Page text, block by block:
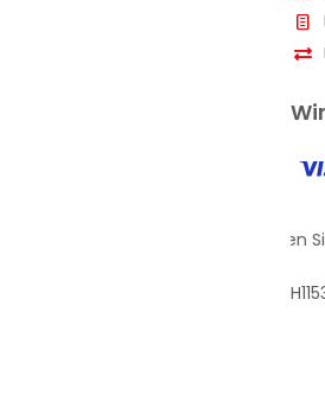
750
Erhalten